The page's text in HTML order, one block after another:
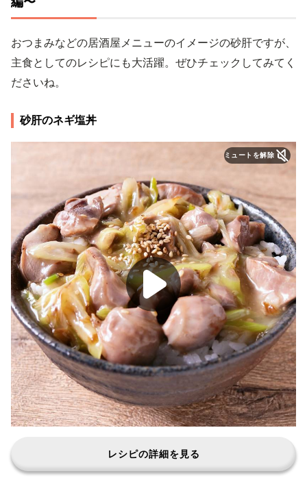
おつまみなどの居酒屋メニューのイメージの砂肝ですが、
主食としてのレシピにも大活躍。ぜひチェックしてみてく
ださいね。
砂肝のネギ塩丼
ミュートを解除
レシピの詳細を見る